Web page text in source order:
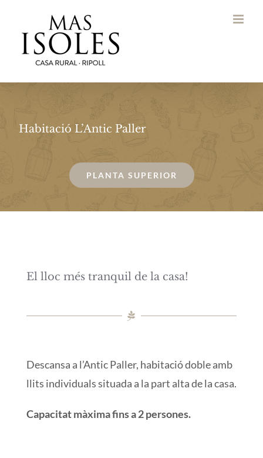
contenido
Habitació L’Antic Paller
PLANTA SUPERIOR
El lloc més tranquil de la casa!
Descansa a l’Antic Paller, habitació doble amb
llits individuals situada a la part alta de la casa.
Capacitat màxima fins a 2 persones.